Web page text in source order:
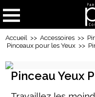
Accueil >>Accessoires >>
Pinceaux pour les Yeux >>
Pinceau Yeux